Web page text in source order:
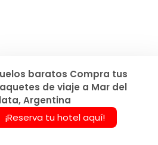
baratos Compra tus
de viaje a Mar del
Argentina
¡Reserva tu hotel aquí!